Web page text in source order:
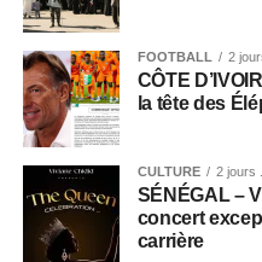
FOOTBALL 2
CÔTE
la tête des
CULTURE 2 jours .
SÉNÉGAL –
concert
carrière